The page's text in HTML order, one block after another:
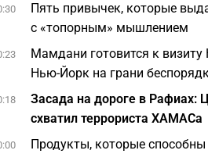
Пять привычек, которые
с «топорным» мышлением
Мамдани готовится к визиту
Нью-Йорк на грани
Засада на дороге в Рафиах:
схватил террориста ХАМАСа
Продукты, которые способны